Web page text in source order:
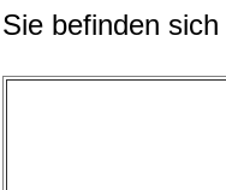
Sie befinden